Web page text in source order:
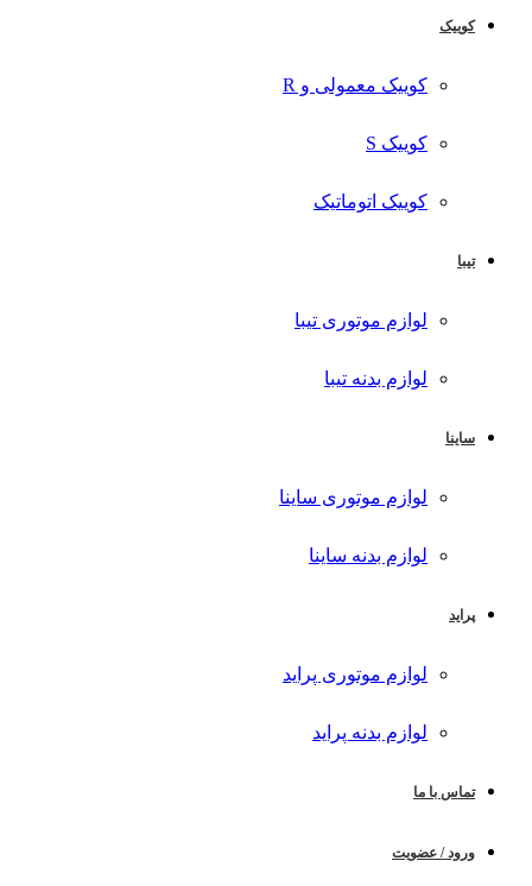
کوییک
کوییک معمولی و R
کوییک S
کوییک اتوماتیک
تیبا
لوازم موتوری تیبا
لوازم بدنه تیبا
ساینا
لوازم موتوری ساینا
لوازم بدنه ساینا
پراید
لوازم موتوری پراید
لوازم بدنه پراید
تماس با ما
ورود / عضویت